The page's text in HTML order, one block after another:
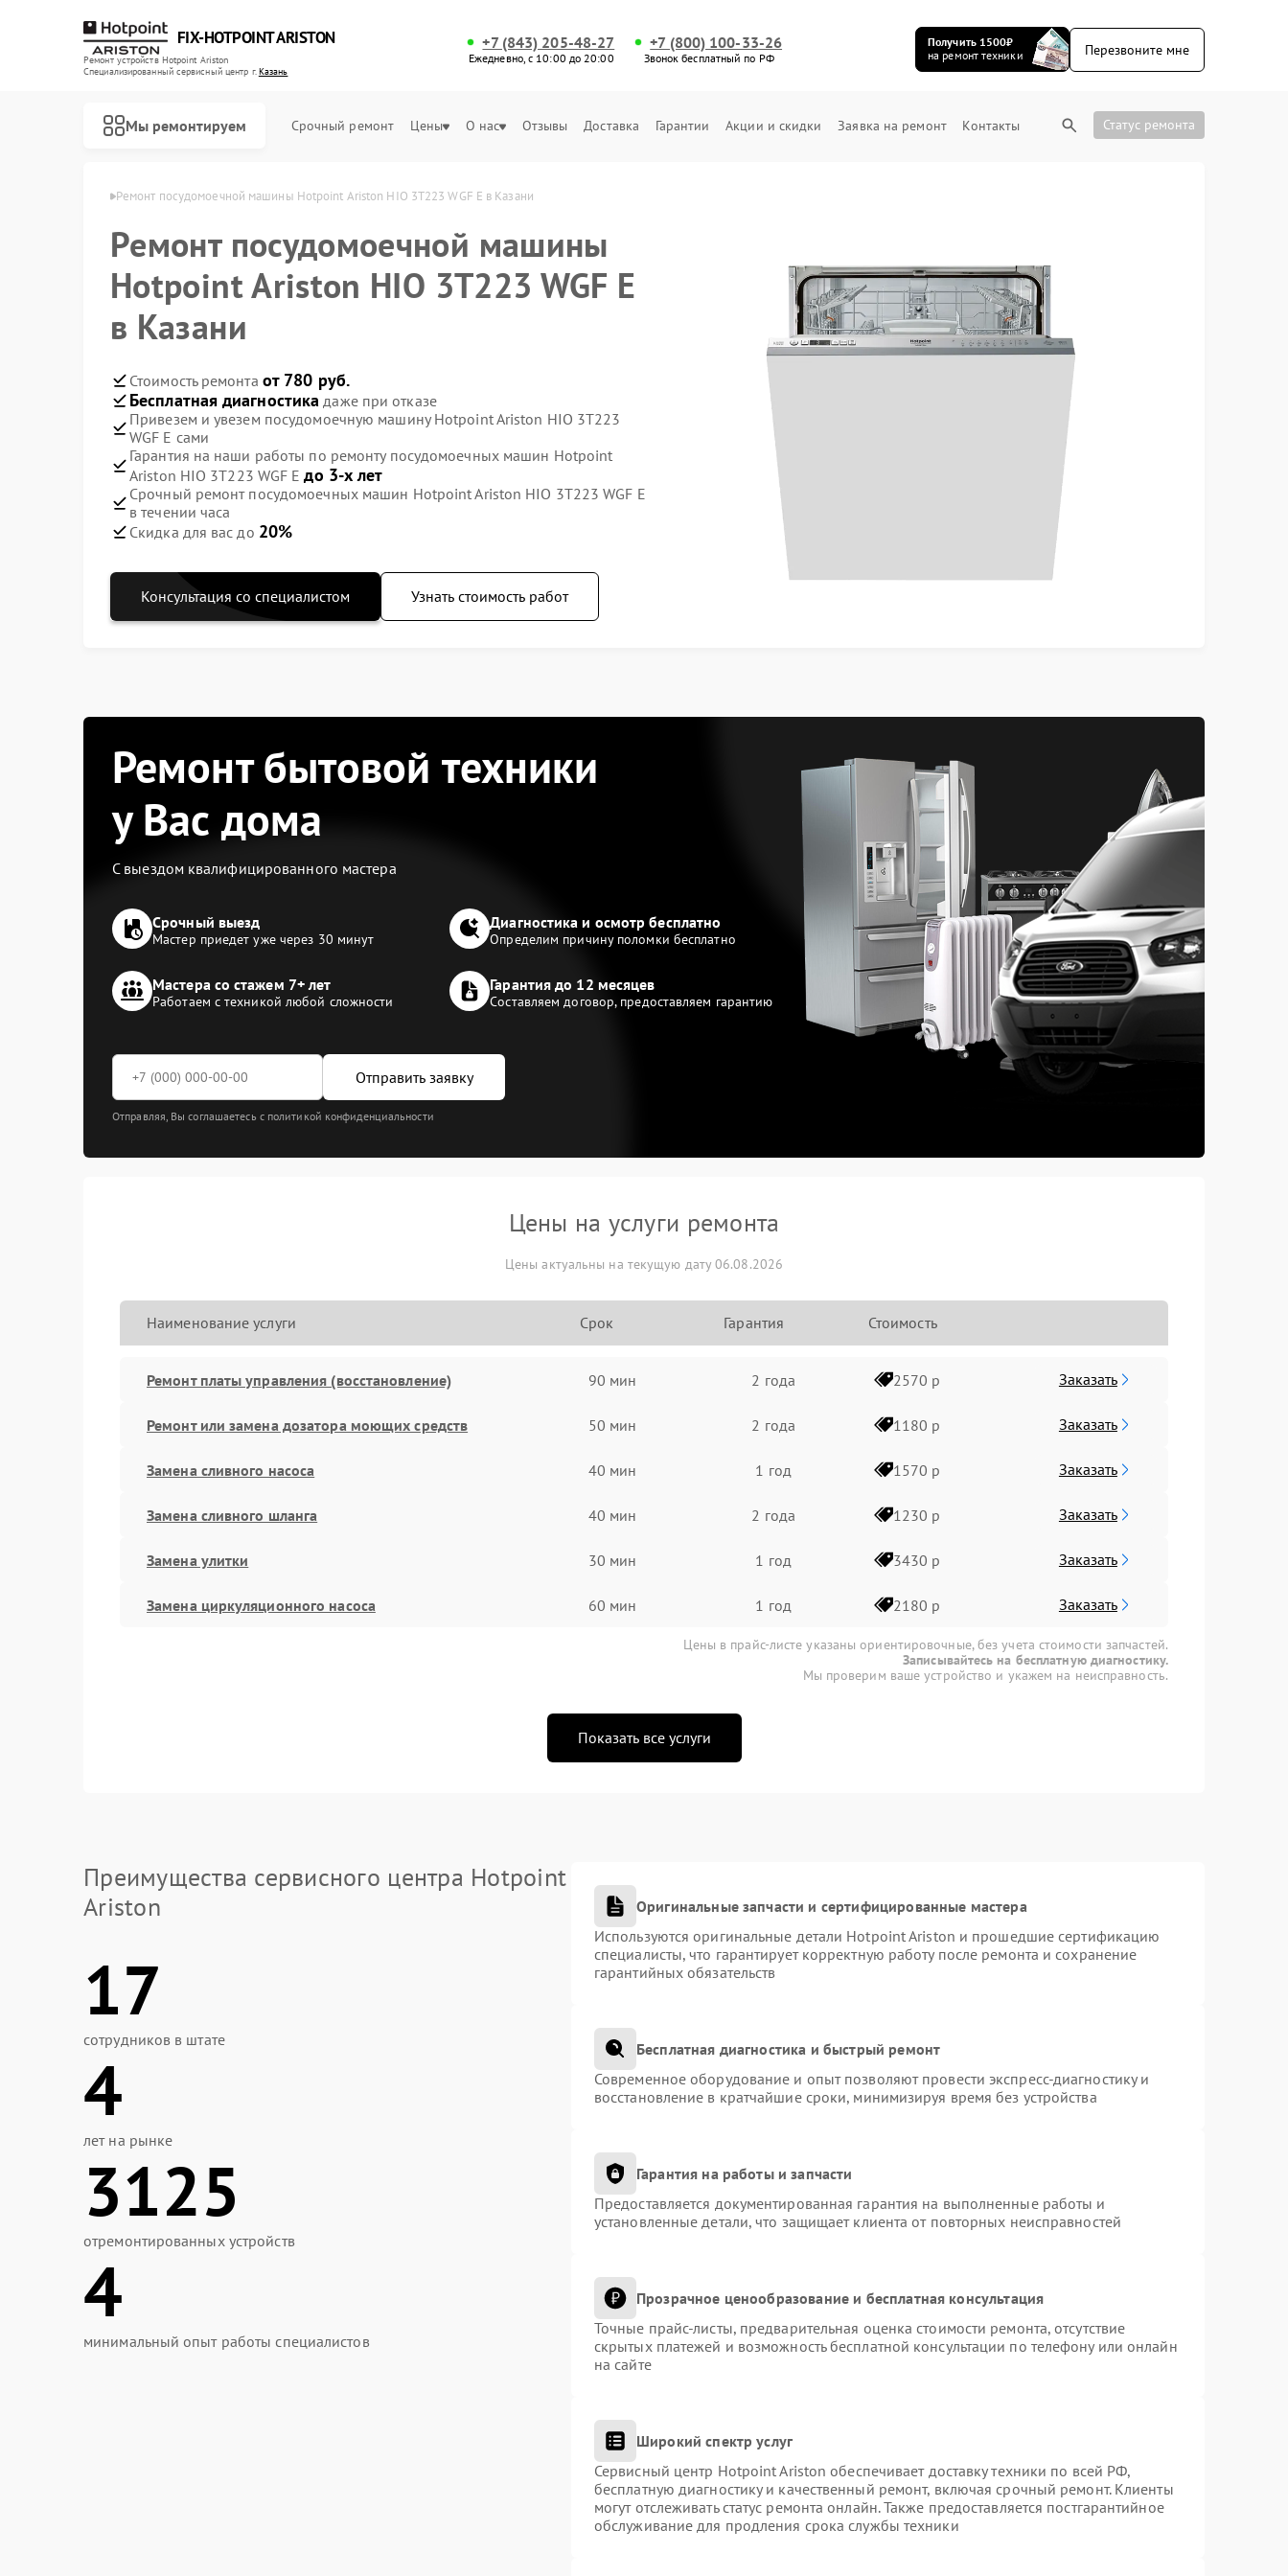
FIX-HOTPOINT ARISTON
Ремонт устройств Hotpoint Ariston
Специализированный cервисный центр г.Казань
+7 (843) 205-48-27
Ежедневно, с 10:00 до 20:00
+7 (800) 100-33-26
Звонок бесплатный по РФ
Получить 1500₽
на ремонт техники
Перезвоните мне
Мы ремонтируем Срочный ремонт Цены О нас Отзывы Доставка Гарантии Акции и скидки Заявка на ремонт Контакты Статус ремонта
Ремонт посудомоечной машины Hotpoint Ariston HIO 3T223 WGF E в Казани
Ремонт посудомоечной машины
Hotpoint Ariston HIO 3T223 WGF E
в Казани
Стоимость ремонта от 780 руб.
Бесплатная диагностика даже при отказе
Привезем и увезем посудомоечную машину Hotpoint Ariston HIO 3T223
WGF E сами
Гарантия на наши работы по ремонту посудомоечных машин Hotpoint
Ariston HIO 3T223 WGF Eдо 3-х лет
Срочный ремонт посудомоечных машин Hotpoint Ariston HIO 3T223 WGF E
в течении часа
Скидка для вас до 20%
Консультация со специалистом Узнать стоимость работ
Ремонт бытовой техники
у Вас дома
С выездом квалифицированного мастера
Срочный выезд
Мастер приедет уже через 30 минут
Диагностика и осмотр бесплатно
Определим причину поломки бесплатно
Мастера со стажем 7+ лет
Работаем с техникой любой сложности
Гарантия до 12 месяцев
Составляем договор, предоставляем гарантию
Отправить заявку
Отправляя, Вы соглашаетесь с политикой конфиденциальности
Цены на услуги ремонта
Цены актуальны на текущую дату 06.08.2026
Наименование услуги Срок Гарантия Стоимость
Ремонт платы управления (восстановление) 90 мин 2 года 2570 р Заказать
Ремонт или замена дозатора моющих средств 50 мин 2 года 1180 р Заказать
Замена сливного насоса 40 мин 1 год 1570 р Заказать
Замена сливного шланга 40 мин 2 года 1230 р Заказать
Замена улитки 30 мин 1 год 3430 р Заказать
Замена циркуляционного насоса 60 мин 1 год 2180 р Заказать
Цены в прайс-листе указаны ориентировочные, без учета стоимости запчастей.
Записывайтесь на бесплатную диагностику.
Мы проверим ваше устройство и укажем на неисправность.
Показать все услуги
Преимущества сервисного центра Hotpoint
Ariston
17
сотрудников в штате
4
лет на рынке
3125
отремонтированных устройств
4
минимальный опыт работы специалистов
Оригинальные запчасти и сертифицированные мастера
Используются оригинальные детали Hotpoint Ariston и прошедшие сертификацию
специалисты, что гарантирует корректную работу после ремонта и сохранение
гарантийных обязательств
Бесплатная диагностика и быстрый ремонт
Современное оборудование и опыт позволяют провести экспресс-диагностику и
восстановление в кратчайшие сроки, минимизируя время без устройства
Гарантия на работы и запчасти
Предоставляется документированная гарантия на выполненные работы и
установленные детали, что защищает клиента от повторных неисправностей
Прозрачное ценообразование и бесплатная консультация
Точные прайс-листы, предварительная оценка стоимости ремонта, отсутствие
скрытых платежей и возможность бесплатной консультации по телефону или онлайн
на сайте
Широкий спектр услуг
Сервисный центр Hotpoint Ariston обеспечивает доставку техники по всей РФ,
бесплатную диагностику и качественный ремонт, включая срочный ремонт. Клиенты
могут отслеживать статус ремонта онлайн. Также предоставляется постгарантийное
обслуживание для продления срока службы техники